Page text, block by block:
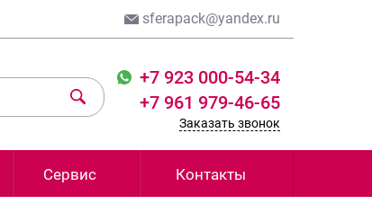
sferapack@yandex.ru
+7 923 000-54-34
+7 961 979-46-65
Заказать звонок
Сервис Контакты